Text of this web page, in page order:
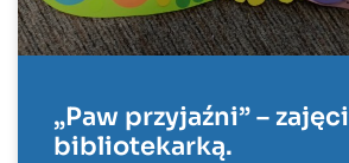
„Paw przyjaźni” –
bibliotekarką.